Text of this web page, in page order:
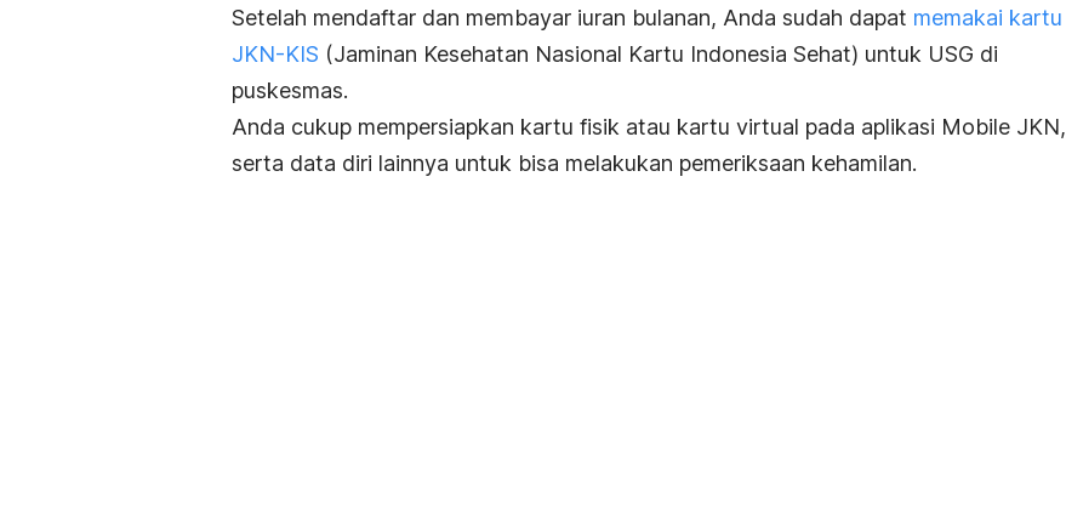
Setelah mendaftar dan membayar iuran bulanan, Anda sudah dapat memakai kartu
JKN-KIS (Jaminan Kesehatan Nasional Kartu Indonesia Sehat) untuk USG di
puskesmas.
Anda cukup mempersiapkan kartu fisik atau kartu virtual pada aplikasi Mobile JKN,
serta data diri lainnya untuk bisa melakukan pemeriksaan kehamilan.